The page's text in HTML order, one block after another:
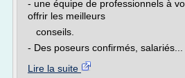
- une équipe de professionnels à
offrir les meilleurs
conseils.
- Des poseurs confirmés, salariés...
Lire la suite